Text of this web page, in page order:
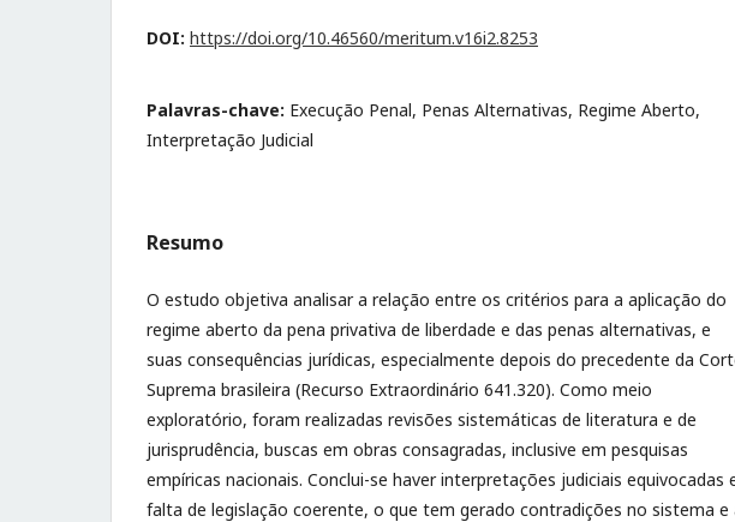
DOI: https://doi.org/10.46560/meritum.v16i2.8253
Palavras-chave: Execução Penal, Penas Alternativas, Regime Aberto,
Interpretação Judicial
Resumo
O estudo objetiva analisar a relação entre os critérios para a aplicação do
regime aberto da pena privativa de liberdade e das penas alternativas, e
suas consequências jurídicas, especialmente depois do precedente da
Suprema brasileira (Recurso Extraordinário 641.320). Como meio
exploratório, foram realizadas revisões sistemáticas de literatura e de
jurisprudência, buscas em obras consagradas, inclusive em pesquisas
empíricas nacionais. Conclui-se haver interpretações judiciais equivocadas
falta de legislação coerente, o que tem gerado contradições no sistema e